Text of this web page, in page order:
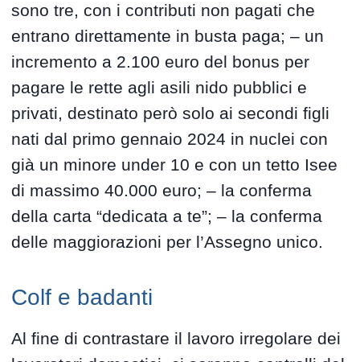
sono tre, con i contributi non pagati che
entrano direttamente in busta paga; – un
incremento a 2.100 euro del bonus per
pagare le rette agli asili nido pubblici e
privati, destinato però solo ai secondi figli
nati dal primo gennaio 2024 in nuclei con
già un minore under 10 e con un tetto Isee
di massimo 40.000 euro; – la conferma
della carta “dedicata a te”; – la conferma
delle maggiorazioni per l’Assegno unico.
Colf e badanti
Al fine di contrastare il lavoro irregolare dei